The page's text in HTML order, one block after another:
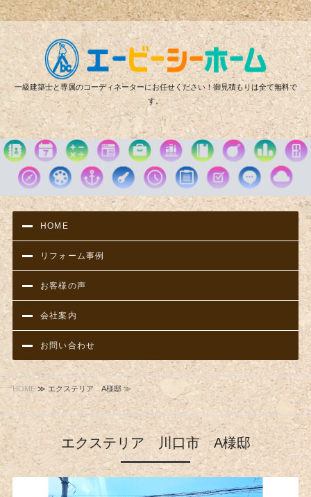
リ
一級建築士と専属のコーディネーターにお任せください！御見積もりは全て無料で
す。
HOME
リフォーム事例
お客様の声
会社案内
お問い合わせ
HOME≫ エクステリア A様邸 ≫
エクステリア 川口市 A様邸